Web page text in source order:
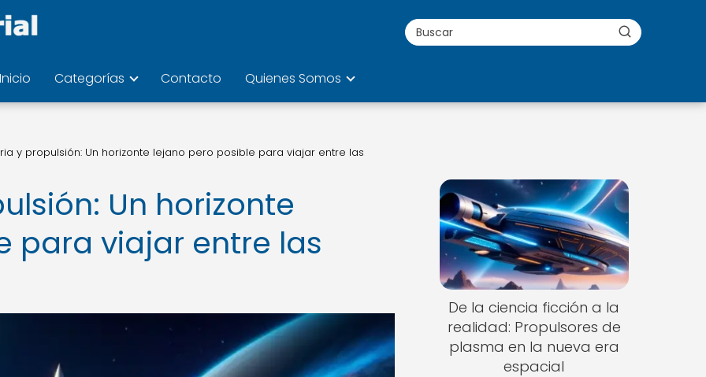
Inicio Categorías Contacto Quienes Somos
y propulsión: Un horizonte lejano pero posible para viajar entre las
Un horizonte
para viajar entre las
De la ciencia ficción a la
realidad: Propulsores de
plasma en la nueva era
espacial